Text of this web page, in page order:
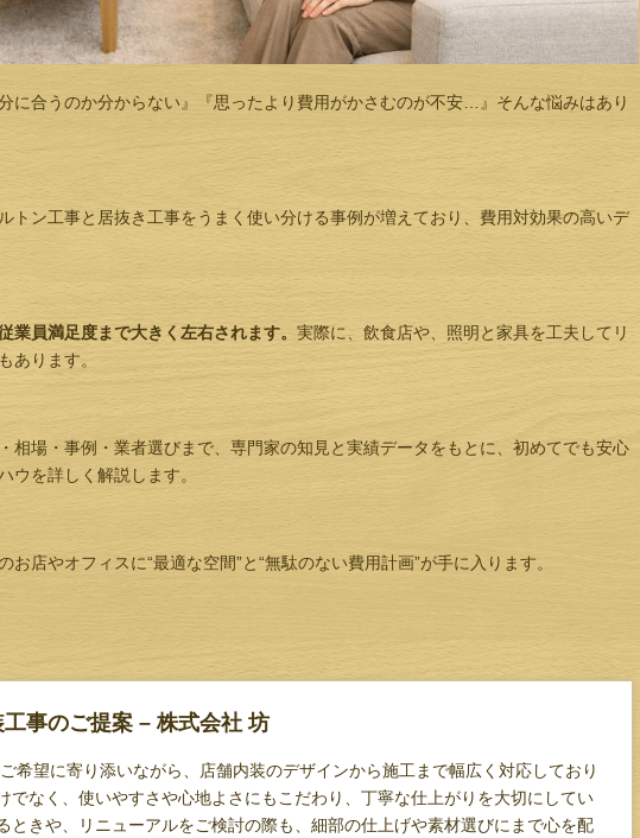
に合うのか分からない』『思ったより費用がかさむのが不安…』そんな悩みはあり
トン工事と居抜き工事をうまく使い分ける事例が増えており、費用対効果の高いデ
業員満足度まで大きく左右されます。 実際に、飲食店や、照明と家具を工夫してリ
あります。
相場・事例・業者選びまで、専門家の知見と実績データをもとに、初めてでも安心
ウを詳しく解説します。
店やオフィスに“最適な空間”と“無駄のない費用計画”が手に入ります。
事のご提案 – 株式会社 坊
希望に寄り添いながら、店舗内装のデザインから施工まで幅広く対応しており
でなく、使いやすさや心地よさにもこだわり、丁寧な仕上がりを大切にしてい
ときや、リニューアルをご検討の際も、細部の仕上げや素材選びにまで心を配